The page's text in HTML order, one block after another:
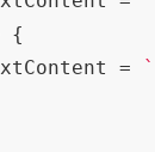
{
=
`